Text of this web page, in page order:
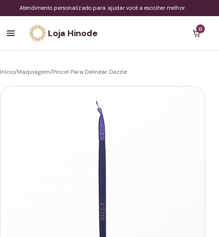
Atendimento personalizado para ajudar você a escolher melhor.
Loja Hinode 0
Início/Maquiagem/Pincel Para Delinear Dazzle